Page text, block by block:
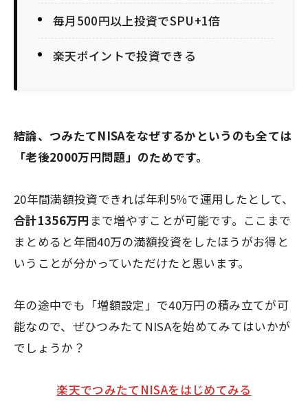
毎月500円以上投資でSPU+1倍
楽天ポイントで投資できる
結論、つみたてNISAをなぜするかというのも全ては
「老後2000万円問題」 のためです。
20年間満額投資できれば年利5％で運用したとして、
合計1356万円 まで増やすことが可能です。ここまで
まとめると年間40万の満額投資をしたほうがお得と
いうことが分かっていただけたと思います。
年の途中でも「増額設定」で40万円の積み立てが可
能なので、ぜひつみたてNISAを始めてみてはいかが
でしょうか？
楽天でつみたてNISAをはじめてみる